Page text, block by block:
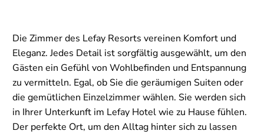
Die Zimmer des Lefay Resorts vereinen Komfort und
Eleganz. Jedes Detail ist sorgfältig ausgewählt, um den
Gästen ein Gefühl von Wohlbefinden und Entspannung
zu vermitteln. Egal, ob Sie die geräumigen Suiten oder
die gemütlichen Einzelzimmer wählen. Sie werden sich
in Ihrer Unterkunft im Lefay Hotel wie zu Hause fühlen.
Der perfekte Ort, um den Alltag hinter sich zu lassen